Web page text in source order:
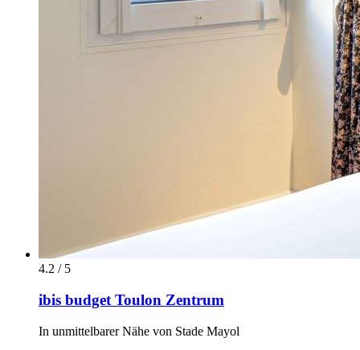
4.2 / 5
ibis budget Toulon Zentrum
In unmittelbarer Nähe von Stade Mayol